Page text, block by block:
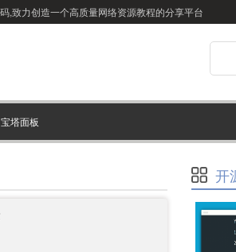
,致力创造一个高质量网络资源教程的分享平台
宝塔面板
开